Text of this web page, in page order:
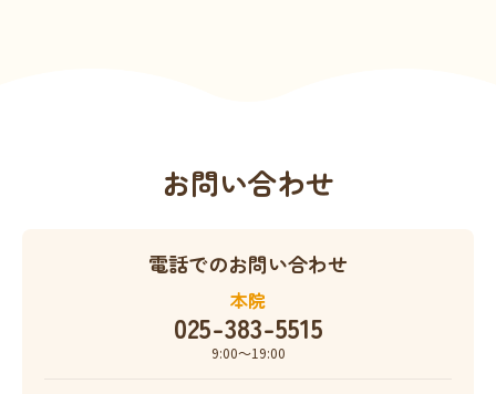
お問い合わせ
電話でのお問い合わせ
本院
025-383-5515
9:00〜19:00